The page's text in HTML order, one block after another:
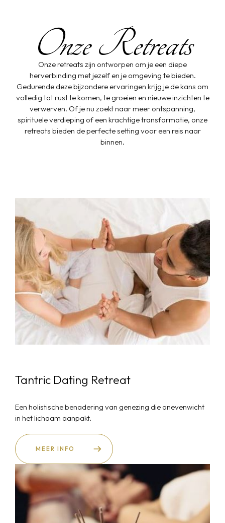
Onze Retreats
Onze retreats zijn ontworpen om je een diepe
herverbinding met jezelf en je omgeving te bieden.
Gedurende deze bijzondere ervaringen krijg je de kans om
volledig tot rust te komen, te groeien en nieuwe inzichten te
verwerven. Of je nu zoekt naar meer ontspanning,
spirituele verdieping of een krachtige transformatie, onze
retreats bieden de perfecte setting voor een reis naar
binnen.
Tantric Dating Retreat
Een holistische benadering van genezing die onevenwicht
in het lichaam aanpakt.
MEER INFO